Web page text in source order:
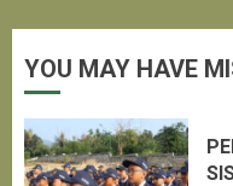
YOU MAY HAVE